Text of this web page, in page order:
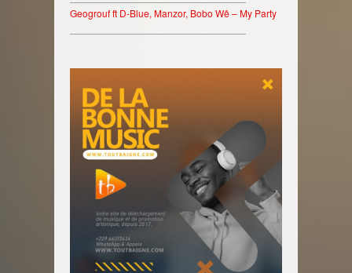
Geogrouf ft D-Blue, Manzor, Bobo Wê – My Party